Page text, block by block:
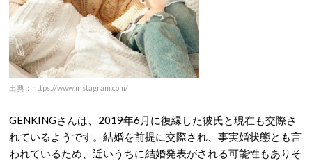
出典：https://www.instagram.com/
GENKINGさんは、2019年6月に復縁した彼氏と現在も交際さ
れているようです。結婚を前提に交際され、事実婚状態とも言
われているため、近いうちに結婚発表がされる可能性もありそ